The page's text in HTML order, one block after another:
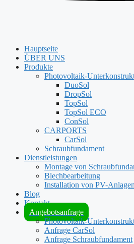
Hauptseite
ÜBER UNS
Produkte
Photovoltaik-
DuoSol
DropSol
TopSol
TopSol ECO
ConSol
CARPORTS
CarSol
Schraubfundament
Dienstleistungen
Montage von
Blechbearbeitung
Installation von PV-Anlagen
Blog
Kontakt
Angebotsanfrage
Photovoltaik-
Anfrage CarSol
Anfrage Schraubfundament